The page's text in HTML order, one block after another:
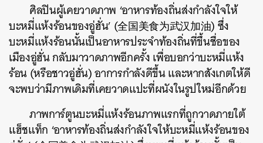
ศิลปินผู้เคยวาดภาพ ‘อาหารท้องถิ่นส่งกำลังใจให้
บะหมี่แห้งร้อนของอู่ฮั่น’ (全国美食为武汉加油)ซึ่ง
บะหมี่แห้งร้อนนั้นเป็นอาหารประจำท้องถิ่นที่ขึ้นชื่อของ
เมืองอู่ฮั่น กลับมาวาดภาพอีกครั้ง เพื่อบอกว่าบะหมี่แห้ง
ร้อน (หรือชาวอู่ฮั่น) อาการกำลังดีขึ้น และหากสังเกตให้ดี
จะพบว่ามีภาพเดิมที่เคยวาดแปะที่ผนังในรูปใหม่อีกด้วย
ภาพการ์ตูนบะหมี่แห้งร้อนภาพแรกที่ถูกวาดภายใต้
แฮ็ชแท็ก ‘อาหารท้องถิ่นส่งกำลังใจให้บะหมี่แห้งร้อนของ